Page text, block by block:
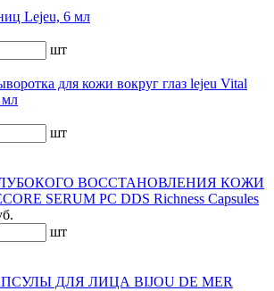
Lejeu, 6 мл
шт
для кожи вокруг глаз lejeu Vital
мл
шт
ВОССТАНОВЛЕНИЯ КОЖИ
SERUM PC DDS Richness Capsules
шт
ДЛЯ ЛИЦА BIJOU DE MER